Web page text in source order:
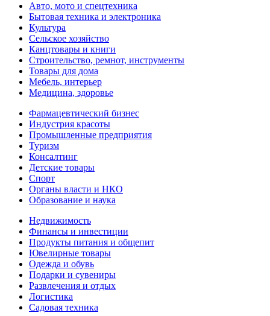
Авто, мото и спецтехника
Бытовая техника и электроника
Культура
Сельское хозяйство
Канцтовары и книги
Строительство, ремнот, инструменты
Товары для дома
Мебель, интерьер
Медицина, здоровье
Фармацевтический бизнес
Индустрия красоты
Промышленные предприятия
Туризм
Консалтинг
Детские товары
Спорт
Органы власти и НКО
Образование и наука
Недвижимость
Финансы и инвестиции
Продукты питания и общепит
Ювелирные товары
Одежда и обувь
Подарки и сувениры
Развлечения и отдых
Логистика
Садовая техника